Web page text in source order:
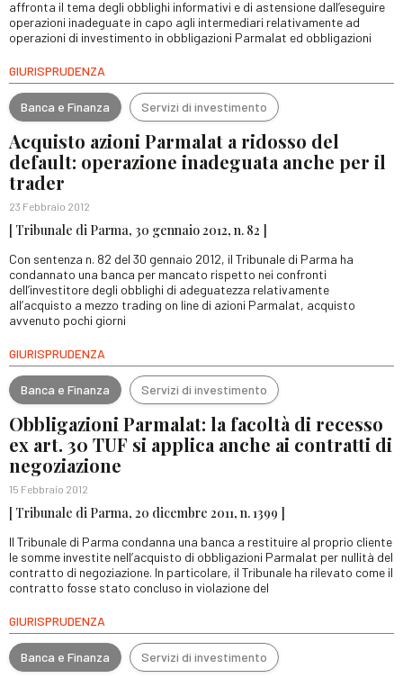
affronta il tema degli obblighi informativi e di astensione dall’eseguire
operazioni inadeguate in capo agli intermediari relativamente ad
operazioni di investimento in obbligazioni Parmalat ed obbligazioni
GIURISPRUDENZA
Banca e Finanza Servizi di investimento
Acquisto azioni Parmalat a ridosso del
default: operazione inadeguata anche per il
trader
23 Febbraio 2012
[ Tribunale di Parma, 30 gennaio 2012, n. 82 ]
Con sentenza n. 82 del 30 gennaio 2012, il Tribunale di Parma ha
condannato una banca per mancato rispetto nei confronti
dell’investitore degli obblighi di adeguatezza relativamente
all’acquisto a mezzo trading on line di azioni Parmalat, acquisto
avvenuto pochi giorni
GIURISPRUDENZA
Banca e Finanza Servizi di investimento
Obbligazioni Parmalat: la facoltà di recesso
ex art. 30 TUF si applica anche ai contratti di
negoziazione
15 Febbraio 2012
[ Tribunale di Parma, 20 dicembre 2011, n. 1399 ]
Il Tribunale di Parma condanna una banca a restituire al proprio cliente
le somme investite nell’acquisto di obbligazioni Parmalat per nullità del
contratto di negoziazione. In particolare, il Tribunale ha rilevato come il
contratto fosse stato concluso in violazione del
GIURISPRUDENZA
Banca e Finanza Servizi di investimento